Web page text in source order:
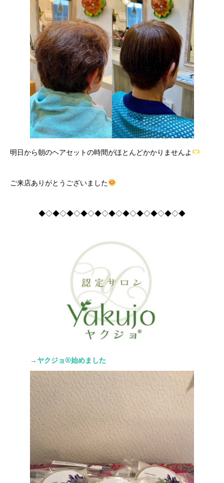
明日から朝のヘアセットの時間がほとんどかかりませんよ
ご来店ありがとうございました
◆◇◆◇◆◇◆◇◆◇◆◇◆◇◆◇◆◇◆◇◆
→ヤクジョ®︎始めました